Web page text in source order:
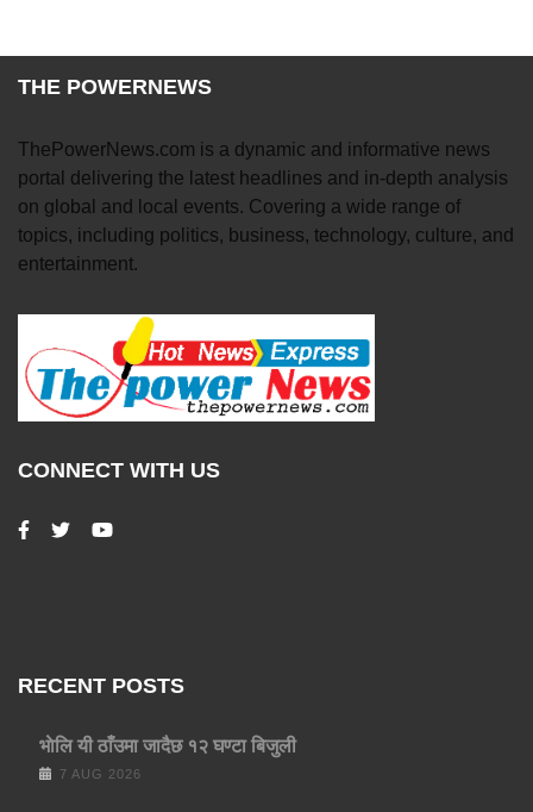
THE POWERNEWS
ThePowerNews.com is a dynamic and informative news
portal delivering the latest headlines and in-depth analysis
on global and local events. Covering a wide range of
topics, including politics, business, technology, culture, and
entertainment.
CONNECT WITH US
RECENT POSTS
भाेलि यी ठाँउमा जादैछ १२ घण्टा बिजुली
7 AUG 2026